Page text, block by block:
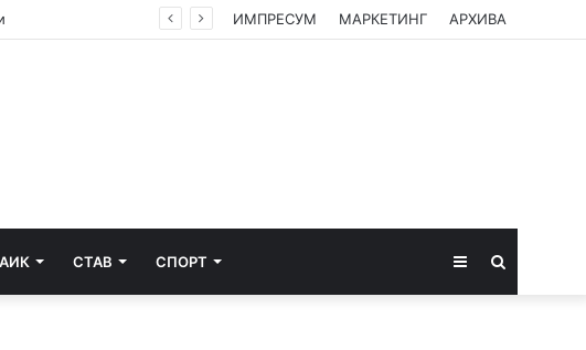
во Ново Село ИМПРЕСУМ МАРКЕТИНГ АРХИВА
СТАВ СПОРТ Sidebar